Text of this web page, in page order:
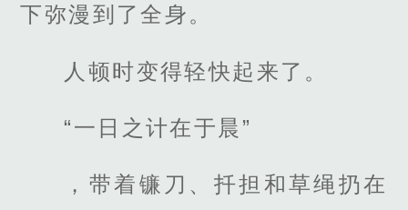
下弥漫到了全身。
人顿时变得轻快起来了。
“一日之计在于晨”
，带着镰刀、扦担和草绳扔在